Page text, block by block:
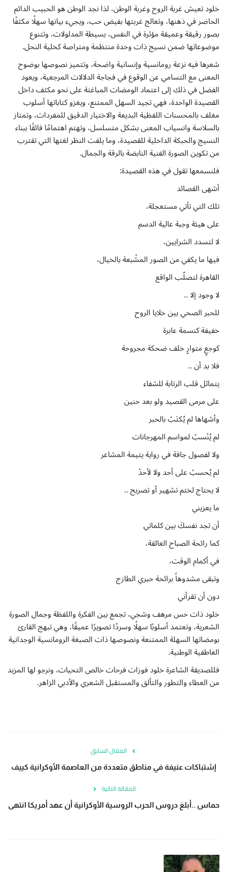
خلود تعيش غربة الروح وغربة الوطن، لذا نجد الوطن هو الحبيب الدائم
الحاضر في ذهنها، وتعالج غربتها بفيض حب، ويجيء بيانها سهلًا مكثفًا
بصور رقيقة وعميقة مؤثرة في النفس، بسيطة المدلولات، وتتنوع
موضوعاتها ضمن نسيج ذات وحدة منتظمة ومتراصة كخلية النحل.
شعرها فيه نزعة رومانسية وإنسانية واضحة، وتتميز نصوصها بوضوح
المعنى مع التسامي عن الوقوع في فجاجة الدلالات المرجعية، ويعود
الفضل في ذلك إلى اعتماد الومضات المباغتة على نحو مكثف داخل
القصيدة الواحدة، فهي تجيد السهل الممتنع، ويغزو كتاباتها أسلوب
مغلف بالمحسنات اللفظية البديعة والاختيار الدقيق للمفردات، وتمتاز
بالسلاسة وانسياب المعنى بشكل متسلسل، وتهتم اهتمامًا فائقًا ببناء
النسيج والحبكة الداخلية للقصيدة، وما يلفت النظر لغتها التي تقترب
من تكوين الصورة الفنية النابضة بالرقة والجمال.
فلنسمعها تقول في هذه القصيدة:
أشهى القصائد
تلك التي تأتي مستعجلة،
على هيئة وجبة عالية الدسم
لا لتسدد الشرايين،
فيها ما يكفي من الصور المشْبعة بالخيال،
القاهرة لتصلّب الواقع
لا وجود إلا ..
للحبر الصحي بين خلايا الروح
خفيفة كنسمة عابرة
كوجعٍ متوارٍ خلف ضحكة مجروحة
فلا بد أن ..
يتماثل قلب الرتابة للشفاء
على مرمى القصيد ولو بعد حنين
وأشهاها لم يُكتَبْ بالحبر
لم يُنْسبْ لمواسم المهرجانات
ولا لفصول جافة في رواية يتيمة المشاعر
لم يُحسبْ على أحد ولا لأحدْ
لا يحتاج لختم تشهير أو تصريح ..
ما يعزيني
أن تجد نفسكَ بين كلماتي
كما رائحة الصباح العالقة،
في أكمام الوقت،
وتبقى مشدوهاً برائحة حبري الطازج
دون أن تقرأني
خلود ذات حس مرهف وشجي، تجمع بين الفكرة واللفظة وجمال الصورة
الشعرية، وتعتمد أسلوبًا سهلًا وسردًا تصويرًا عميقًا، وهي تبهج القارئ
بومضاتها السهلة الممتنعة ونصوصها ذات الصبغة الرومانسية الوجدانية
العاطفية الوطنية.
فللصديقة الشاعرة خلود فوزات فرحات خالص التحيات، ونرجو لها المزيد
من العطاء والتطور والتألق والمستقبل الشعري والأدبي الزاهر.
المقال السابق
إشتباكات عنيفة في مناطق متعددة من العاصمة الأوكرانية كييف
المقالة التالية
حماس ..أبلغ دروس الحرب الروسية الأوكرانية أن عهد أمريكا انتهى